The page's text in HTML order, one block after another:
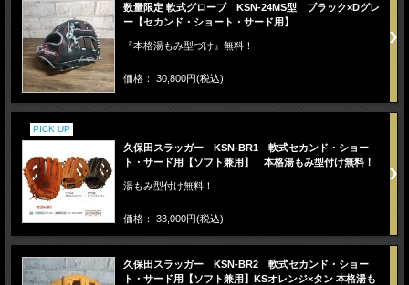
数量限定 軟式グローブ KSN-24MS型 ブラック×Dグレ
ー【セカンド・ショート・サード用】
『本格湯もみ型づけ』無料！
価格： 30,800円(税込)
PICK UP
久保田スラッガー KSN-BR1 軟式セカンド・ショー
ト・サード用【ソフト兼用】 本格湯もみ型付け無料！
湯もみ型付け無料！
価格： 33,000円(税込)
久保田スラッガー KSN-BR2 軟式セカンド・ショー
ト・サード用【ソフト兼用】KSオレンジ×タン 本格湯も